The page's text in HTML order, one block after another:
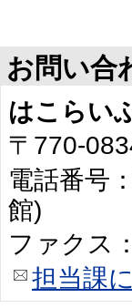
お問い合
はこらい
〒770-
電話番号
館)
ファクス
担当課